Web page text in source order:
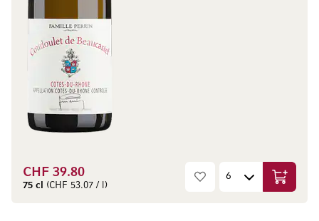
CHF 39.80
75 cl (CHF 53.07 / l) In den